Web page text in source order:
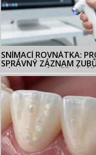
SNÍMACÍ ROVNÁTKA:
SPRÁVNÝ ZÁZNAM
ZÁKLADEM ÚSPĚŠNÉ